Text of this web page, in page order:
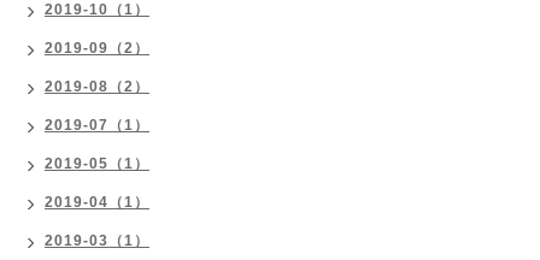
2019-10（1）
2019-09（2）
2019-08（2）
2019-07（1）
2019-05（1）
2019-04（1）
2019-03（1）